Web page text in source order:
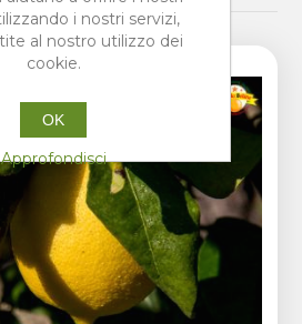
i nostri servizi,
al nostro utilizzo dei
cookie.
OK
Approfondisci